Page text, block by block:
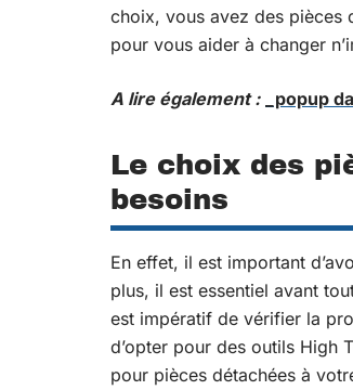
choix, vous avez des pièces
pour vous aider à changer
A lire également : _popup
Le choix des
besoins
En effet, il est important
plus, il est essentiel avant
est impératif de vérifier la
d’opter pour des outils High
pour pièces détachées à